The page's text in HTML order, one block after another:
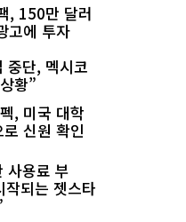
, 150만 달러
고에 투자
중단, 멕시코
황”
, 미국 대학
로 신원 확인
사용료 부
되는 젯스타